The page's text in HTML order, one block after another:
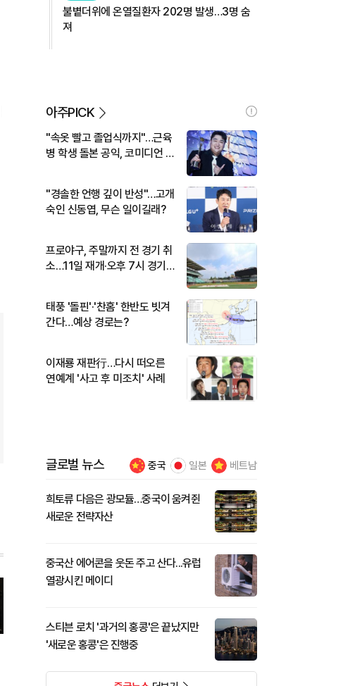
불볕더위에 온열질환자 202명 발생…3명 숨
져
아주PICK
"속옷 빨고 졸업식까지"…근육
병 학생 돌본 공익, 코미디언 김
"경솔한 언행 깊이 반성"…고개
숙인 신동엽, 무슨 일이길래?
프로야구, 주말까지 전 경기 취
소…11일 재개·오후 7시 경기
태풍 '돌핀'·'찬홈' 한반도 빗겨
간다…예상 경로는?
이재룡 재판行…다시 떠오른
연예계 '사고 후 미조치' 사례
글로벌 뉴스 중국 일본 베트남
희토류 다음은 광모듈…중국이 움켜쥔
새로운 전략자산
중국산 에어콘을 웃돈 주고 산다...유럽
열광시킨 메이디
스티븐 로치 '과거의 홍콩'은 끝났지만
'새로운 홍콩'은 진행중